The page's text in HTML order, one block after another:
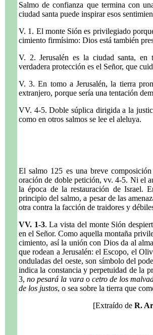
Salmo de confianza que termina con
ciudad santa puede inspirar esos
V. 1. El monte Sión es privilegiado
cimiento firmísimo: Dios está también
V. 2. Jerusalén es la ciudad santa, en
verdadera protección es el Señor, que
V. 3. En tomo a Jerusalén, la tierra
extranjero, porque sería una tentación
VV. 4-5. Doble súplica dirigida a la
como en otros salmos se lee el aleluya.
El salmo 125 es una breve
oración de doble petición, vv. 4-5. Ni el
la época de la restauración de Israel.
principio del salmo, a pesar de las
otra contra la facción de traidores y
VV. 1-3. La vista del monte Sión
en el Señor. Como aquella montaña
cimiento, así la unión con Dios da al
que rodean a Jerusalén: el Escopo, el
onduladas del oeste, son símbolo del
indica la constancia y perpetuidad de la
3,no pesará la varao cetro de los
de los justos, o sea sobre la tierra que
[Extraído de R.